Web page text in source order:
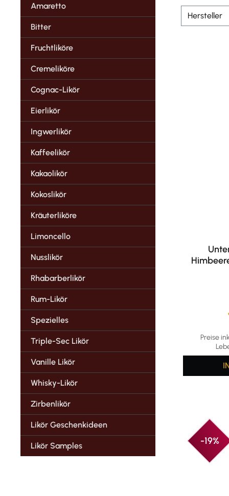
Amaretto
Bitter
Fruchtliköre
Cremeliköre
Cognac-Likör
Eierlikör
Ingwerlikör
Kaffeelikör
Kakaolikör
Kokoslikör
Kräuterliköre
Limoncello
Nusslikör
Rhabarberlikör
Rum-Likör
Spezielles
Triple-Sec Likör
Vanille Likör
Whisky-Likör
Zirbenlikör
Likör Geschenkideen
Likör Samples
Hersteller
Preise
-19%